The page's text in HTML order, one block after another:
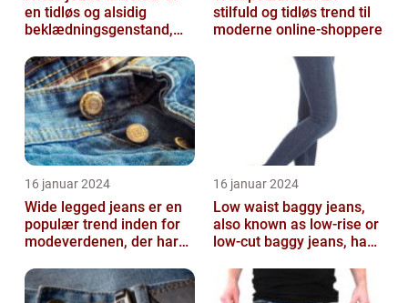
en tidløs og alsidig
beklædningsgenstand,
ren...
stilfuld og tidløs trend til
moderne online-shoppere
16 januar 2024
Wide legged jeans er en
populær trend inden for
modeverdenen, der har
blandt...
16 januar 2024
Low waist baggy jeans,
also known as low-rise or
low-cut baggy jeans, have
popular ...